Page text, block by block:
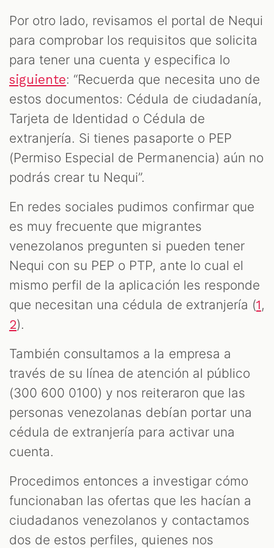
Por otro lado, revisamos el portal de Nequi
para comprobar los requisitos que solicita
para tener una cuenta y especifica lo
siguiente: “Recuerda que necesita uno de
estos documentos: Cédula de ciudadanía,
Tarjeta de Identidad o Cédula de
extranjería. Si tienes pasaporte o PEP
(Permiso Especial de Permanencia) aún no
podrás crear tu Nequi”.
En redes sociales pudimos confirmar que
es muy frecuente que migrantes
venezolanos pregunten si pueden tener
Nequi con su PEP o PTP, ante lo cual el
mismo perfil de la aplicación les responde
que necesitan una cédula de extranjería (1,
2).
También consultamos a la empresa a
través de su línea de atención al público
(300 600 0100) y nos reiteraron que las
personas venezolanas debían portar una
cédula de extranjería para activar una
cuenta.
Procedimos entonces a investigar cómo
funcionaban las ofertas que les hacían a
ciudadanos venezolanos y contactamos
dos de estos perfiles, quienes nos